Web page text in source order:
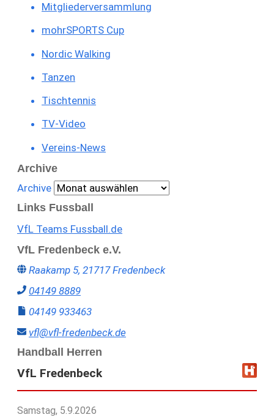
Mitgliederversammlung
mohrSPORTS Cup
Nordic Walking
Tanzen
Tischtennis
TV-Video
Vereins-News
Archive
Archive
Links Fussball
VfL Teams Fussball.de
VfL Fredenbeck e.V.
Raakamp 5, 21717 Fredenbeck
04149 8889
04149 933463
vfl@vfl-fredenbeck.de
Handball Herren
VfL Fredenbeck
Samstag, 5.9.2026